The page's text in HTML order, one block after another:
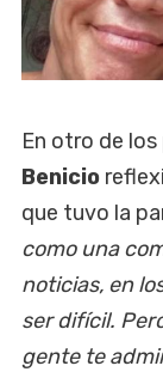
En otro de
Benicio
que tuvo la
como una
noticias, en
ser difícil.
gente te